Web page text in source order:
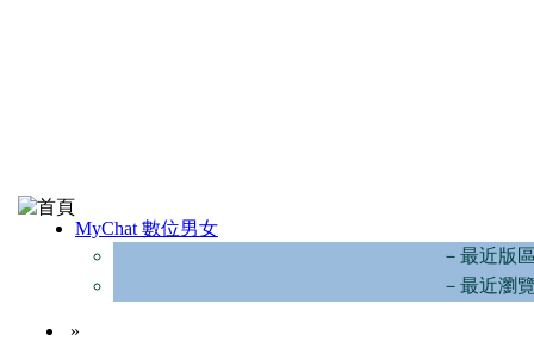
MyChat 數位男女
－最近版
－最近瀏
»